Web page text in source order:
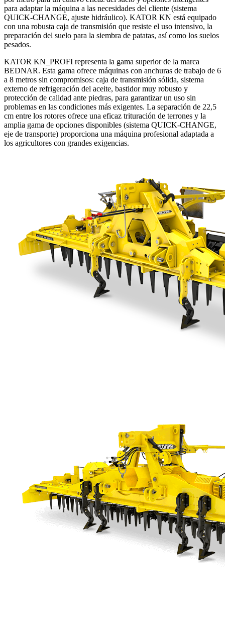
para adaptar la máquina a las necesidades del cliente (sistema
QUICK-CHANGE, ajuste hidráulico). KATOR KN está equipado
con una robusta caja de transmisión que resiste el uso intensivo, la
preparación del suelo para la siembra de patatas, así como los suelos
pesados.
KATOR KN_PROFI representa la gama superior de la marca
BEDNAR. Esta gama ofrece máquinas con anchuras de trabajo de 6
a 8 metros sin compromisos: caja de transmisión sólida, sistema
externo de refrigeración del aceite, bastidor muy robusto y
protección de calidad ante piedras, para garantizar un uso sin
problemas en las condiciones más exigentes. La separación de 22,5
cm entre los rotores ofrece una eficaz trituración de terrones y la
amplia gama de opciones disponibles (sistema QUICK-CHANGE,
eje de transporte) proporciona una máquina profesional adaptada a
los agricultores con grandes exigencias.